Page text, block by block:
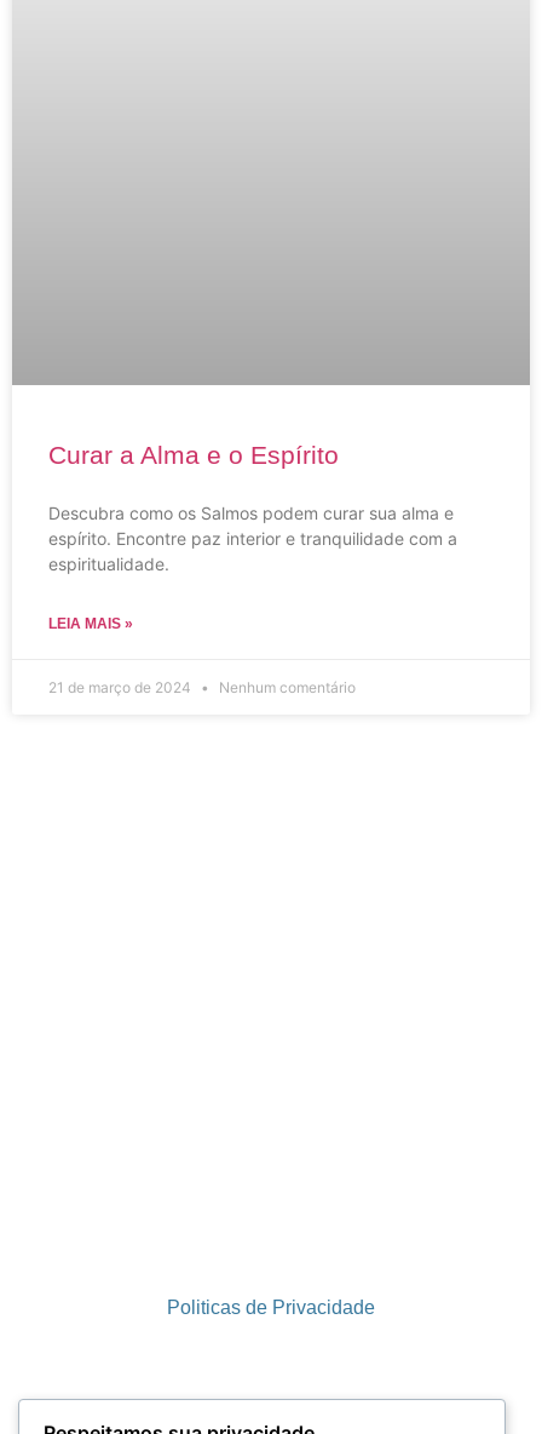
Curar a Alma e o Espírito
Descubra como os Salmos podem curar sua alma e
espírito. Encontre paz interior e tranquilidade com a
espiritualidade.
LEIA MAIS »
21 de março de 2024 Nenhum comentário
Politicas de Privacidade
Termos e Condições